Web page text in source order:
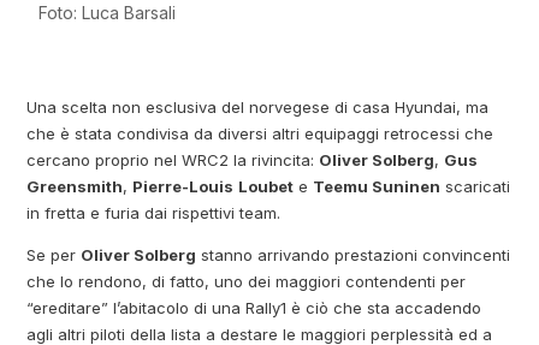
Foto: Luca Barsali
Una scelta non esclusiva del norvegese di casa Hyundai, ma
che è stata condivisa da diversi altri equipaggi retrocessi che
cercano proprio nel WRC2 la rivincita: Oliver Solberg, Gus
Greensmith, Pierre-Louis Loubet e Teemu Suninen scaricati
in fretta e furia dai rispettivi team.
Se per Oliver Solberg stanno arrivando prestazioni convincenti
che lo rendono, di fatto, uno dei maggiori contendenti per
“ereditare” l’abitacolo di una Rally1 è ciò che sta accadendo
agli altri piloti della lista a destare le maggiori perplessità ed a